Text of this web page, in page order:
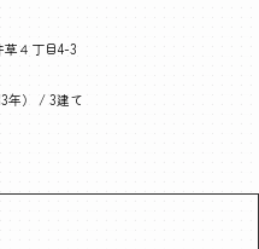
４丁目4-3
年） / 3建て